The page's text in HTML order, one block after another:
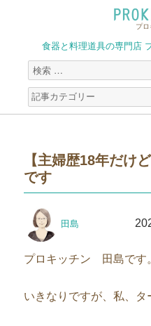
プ
食器と料理道具の専門店
検
索
対
象:
【主婦歴18年だけ
です
稿
田島
プロキッチン 田島です
いきなりですが、私、タ